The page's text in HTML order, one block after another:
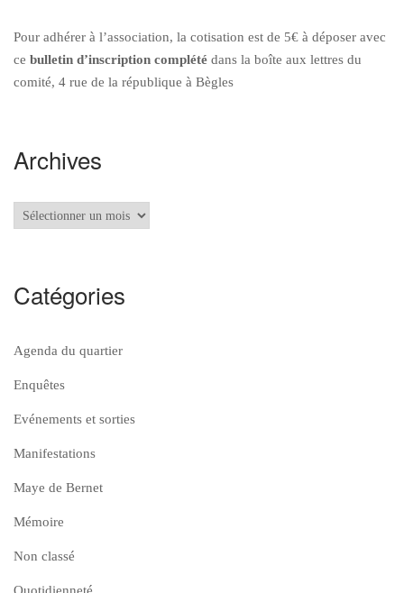
Pour adhérer à l’association, la cotisation est de 5€ à déposer avec
ce bulletin d’inscription complété dans la boîte aux lettres du
comité, 4 rue de la république à Bègles
Archives
Archives
Catégories
Agenda du quartier
Enquêtes
Evénements et sorties
Manifestations
Maye de Bernet
Mémoire
Non classé